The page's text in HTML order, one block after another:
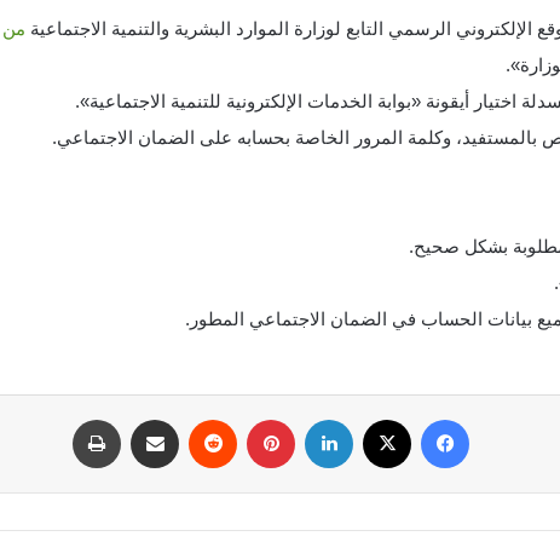
الإلكتروني الرسمي التابع لوزارة الموارد البشرية والتنمية الاجتماعية من
اختيار أيقونة «بوابة الخدمات الإلكترونية للتنمية الاجتماعية».
بالمستفيد، وكلمة المرور الخاصة بحسابه على الضمان الاجتماعي.
بشكل صحيح.
بيانات الحساب في الضمان الاجتماعي المطور.
فيسبوك لينكدإن بينتيريست مشاركة عبر البريد